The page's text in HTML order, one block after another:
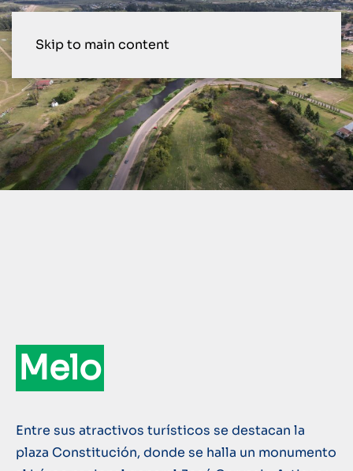
Skip to main content
Melo
Entre sus atractivos turísticos se destacan la
plaza Constitución, donde se halla un monumento